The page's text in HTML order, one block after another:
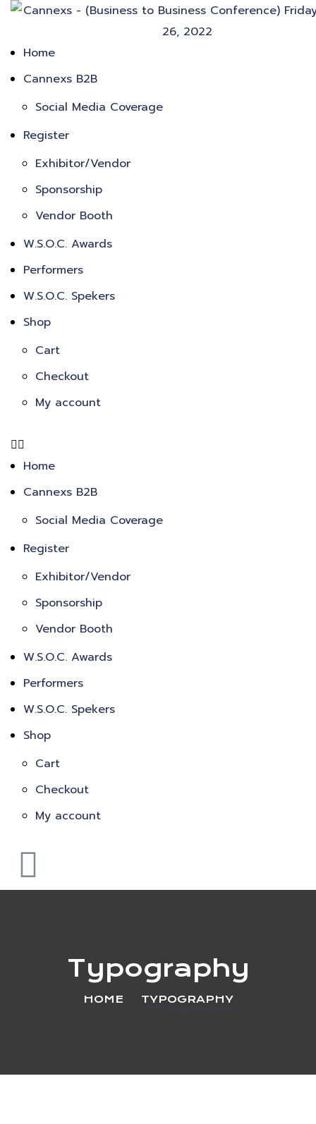
Home
Cannexs B2B
Social Media Coverage
Register
Exhibitor/Vendor
Sponsorship
Vendor Booth
W.S.O.C. Awards
Performers
W.S.O.C. Spekers
Shop
Cart
Checkout
My account
Home
Cannexs B2B
Social Media Coverage
Register
Exhibitor/Vendor
Sponsorship
Vendor Booth
W.S.O.C. Awards
Performers
W.S.O.C. Spekers
Shop
Cart
Checkout
My account
Typography
HOME TYPOGRAPHY